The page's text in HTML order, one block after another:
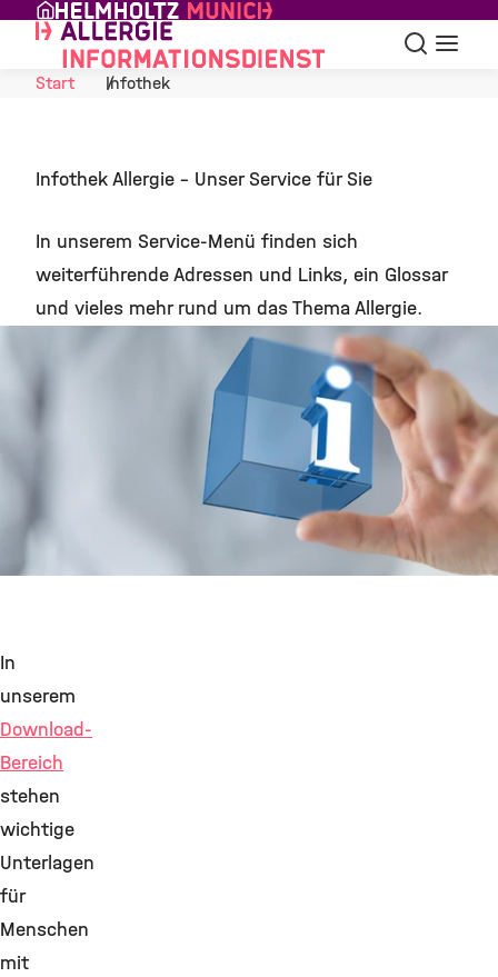
Skip to Content
Suche
Start
Infothek
Infothek Allergie – Unser Service für Sie
In unserem Service-Menü finden sich
weiterführende Adressen und Links, ein Glossar
und vieles mehr rund um das Thema Allergie.
In
unserem
Download-
Bereich
stehen
wichtige
Unterlagen
für
Menschen
mit